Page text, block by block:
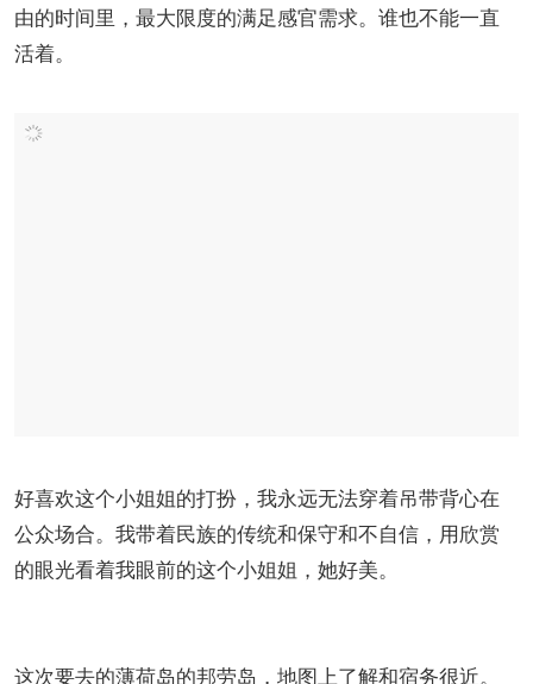
由的时间里，最大限度的满足感官需求。谁也不能一直
活着。
好喜欢这个小姐姐的打扮，我永远无法穿着吊带背心在
公众场合。我带着民族的传统和保守和不自信，用欣赏
的眼光看着我眼前的这个小姐姐，她好美。
这次要去的薄荷岛的邦劳岛，地图上了解和宿务很近。